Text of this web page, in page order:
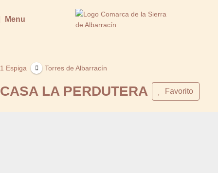
Menu
1 Espiga Torres de Albarracín
CASA LA PERDUTERA Favorito